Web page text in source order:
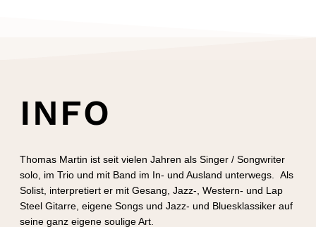
INFO
Thomas Martin ist seit vielen Jahren als Singer / Songwriter
solo, im Trio und mit Band im In- und Ausland unterwegs. Als
Solist, interpretiert er mit Gesang, Jazz-, Western- und Lap
Steel Gitarre, eigene Songs und Jazz- und Bluesklassiker auf
seine ganz eigene soulige Art.